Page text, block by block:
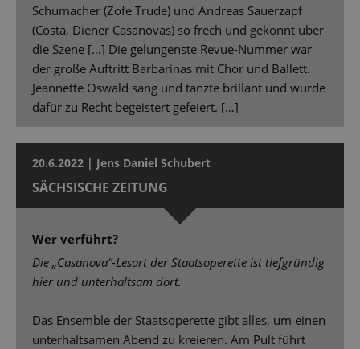
Schumacher (Zofe Trude) und Andreas Sauerzapf
(Costa, Diener Casanovas) so frech und gekonnt über
die Szene […] Die gelungenste Revue-Nummer war
der große Auftritt Barbarinas mit Chor und Ballett.
Jeannette Oswald sang und tanzte brillant und wurde
dafür zu Recht begeistert gefeiert. […]
20.6.2022 | Jens Daniel Schubert
SÄCHSISCHE ZEITUNG
Wer verführt?
Die „Casanova“-Lesart der Staatsoperette ist tiefgründig
hier und unterhaltsam dort.
Das Ensemble der Staatsoperette gibt alles, um einen
unterhaltsamen Abend zu kreieren. Am Pult führt